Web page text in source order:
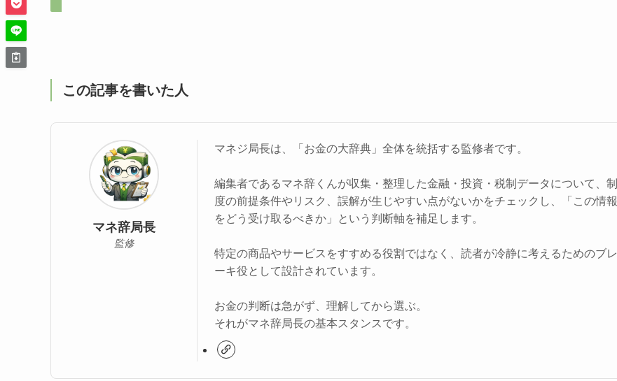
この記事を書いた人
マネ辞局長
監修
マネジ局長は、「お金の大辞典」全体を統括する監修者です。
編集者であるマネ辞くんが収集・整理した金融・投資・税制データについて、制
度の前提条件やリスク、誤解が生じやすい点がないかをチェックし、「この情報
をどう受け取るべきか」という判断軸を補足します。
特定の商品やサービスをすすめる役割ではなく、読者が冷静に考えるためのブレ
ーキ役として設計されています。
お金の判断は急がず、理解してから選ぶ。
それがマネ辞局長の基本スタンスです。